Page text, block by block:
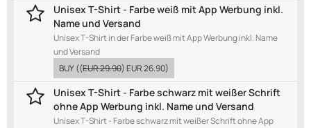
Unisex T-Shirt - Farbe weiß mit App Werbung inkl.
Name und Versand
Unisex T-Shirt in der Farbe weiß mit App Werbung inkl. Name
und Versand
BUY((EUR 29.90)EUR 26.90)
Unisex T-Shirt - Farbe schwarz mit weißer Schrift
ohne App Werbung inkl. Name und Versand
Unisex T-Shirt - Farbe schwarz mit weißer Schrift ohne App